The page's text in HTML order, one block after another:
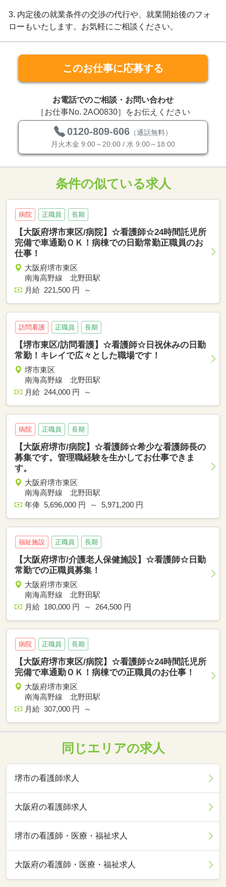
3. 内定後の就業条件の交渉の代行や、就業開始後のフォ
ローもいたします。お気軽にご相談ください。
このお仕事に応募する
お電話でのご相談・お問い合わせ
［お仕事No. 2AO0830］をお伝えください
0120-809-606 （通話無料）
月火木金 9:00～20:00 / 水 9:00～18:00
条件の似ている求人
病院 正職員 長期
【大阪府堺市東区/病院】☆看護師☆24時間託児所
完備で車通勤ＯＫ！病棟での日勤常勤正職員のお
仕事！
大阪府堺市東区
南海高野線 北野田駅
月給 221,500 円 ～
訪問看護 正職員 長期
【堺市東区/訪問看護】☆看護師☆日祝休みの日勤
常勤！キレイで広々とした職場です！
堺市東区
南海高野線 北野田駅
月給 244,000 円 ～
病院 正職員 長期
【大阪府堺市/病院】☆看護師☆希少な看護師長の
募集です。管理職経験を生かしてお仕事できま
す。
大阪府堺市東区
南海高野線 北野田駅
年俸 5,696,000 円 ～ 5,971,200 円
福祉施設 正職員 長期
【大阪府堺市/介護老人保健施設】☆看護師☆日勤
常勤での正職員募集！
大阪府堺市東区
南海高野線 北野田駅
月給 180,000 円 ～ 264,500 円
病院 正職員 長期
【大阪府堺市東区/病院】☆看護師☆24時間託児所
完備で車通勤ＯＫ！病棟での正職員のお仕事！
大阪府堺市東区
南海高野線 北野田駅
月給 307,000 円 ～
同じエリアの求人
堺市の看護師求人
大阪府の看護師求人
堺市の看護師・医療・福祉求人
大阪府の看護師・医療・福祉求人